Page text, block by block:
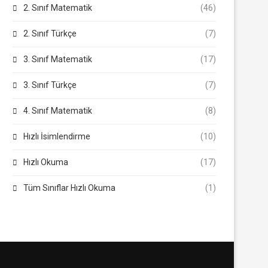
2. Sınıf Matematik (46)
2. Sınıf Türkçe (7)
3. Sınıf Matematik (17)
3. Sınıf Türkçe (7)
4. Sınıf Matematik (8)
Hızlı İsimlendirme (10)
Hızlı Okuma (17)
Tüm Sınıflar Hızlı Okuma (1)